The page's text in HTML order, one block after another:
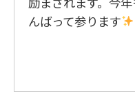
んばって参ります